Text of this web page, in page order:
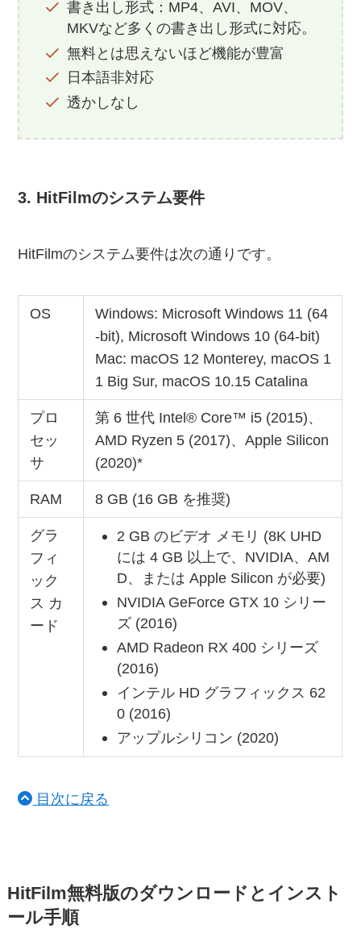
書き出し形式：MP4、AVI、MOV、
MKVなど多くの書き出し形式に対応。
無料とは思えないほど機能が豊富
日本語非対応
透かしなし
3. HitFilmのシステム要件
HitFilmのシステム要件は次の通りです。
OS
Windows: Microsoft Windows 11 (64
-bit), Microsoft Windows 10 (64-bit)
Mac: macOS 12 Monterey, macOS 1
1 Big Sur, macOS 10.15 Catalina
プロ
セッ
サ
第 6 世代 Intel® Core™ i5 (2015)、
AMD Ryzen 5 (2017)、Apple Silicon
(2020)*
RAM 8 GB (16 GB を推奨)
グラ
フィ
ック
ス カ
ード
2 GB のビデオ メモリ (8K UHD
には 4 GB 以上で、NVIDIA、AM
D、または Apple Silicon が必要)
NVIDIA GeForce GTX 10 シリー
ズ (2016)
AMD Radeon RX 400 シリーズ
(2016)
インテル HD グラフィックス 62
0 (2016)
アップルシリコン (2020)
目次に戻る
HitFilm無料版のダウンロードとインスト
ール手順